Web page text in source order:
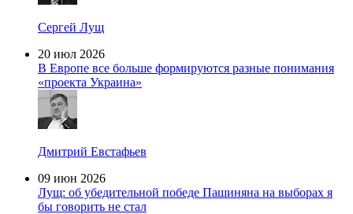
Сергей Лущ
20 июл 2026
В Европе все больше формируются разные понимания
«проекта Украина»
Дмитрий Евстафьев
09 июн 2026
Лущ: об убедительной победе Пашиняна на выборах я
бы говорить не стал